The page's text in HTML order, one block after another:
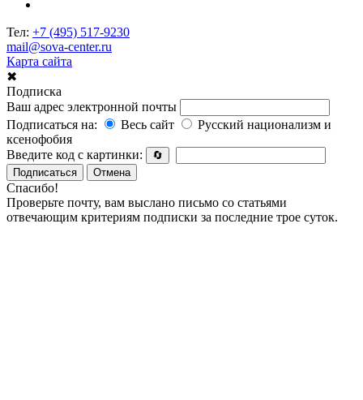
Тел: +7 (495) 517-9230
mail@sova-center.ru
Карта сайта
✖
Подписка
Ваш адрес электронной почты
Подписаться на:
Весь сайт
Русский национализм и
ксенофобия
Введите код с картинки:
🔄
Подписаться
Отмена
Спасибо!
Проверьте почту, вам выслано письмо со статьями
отвечающим критериям подписки за последние трое суток.